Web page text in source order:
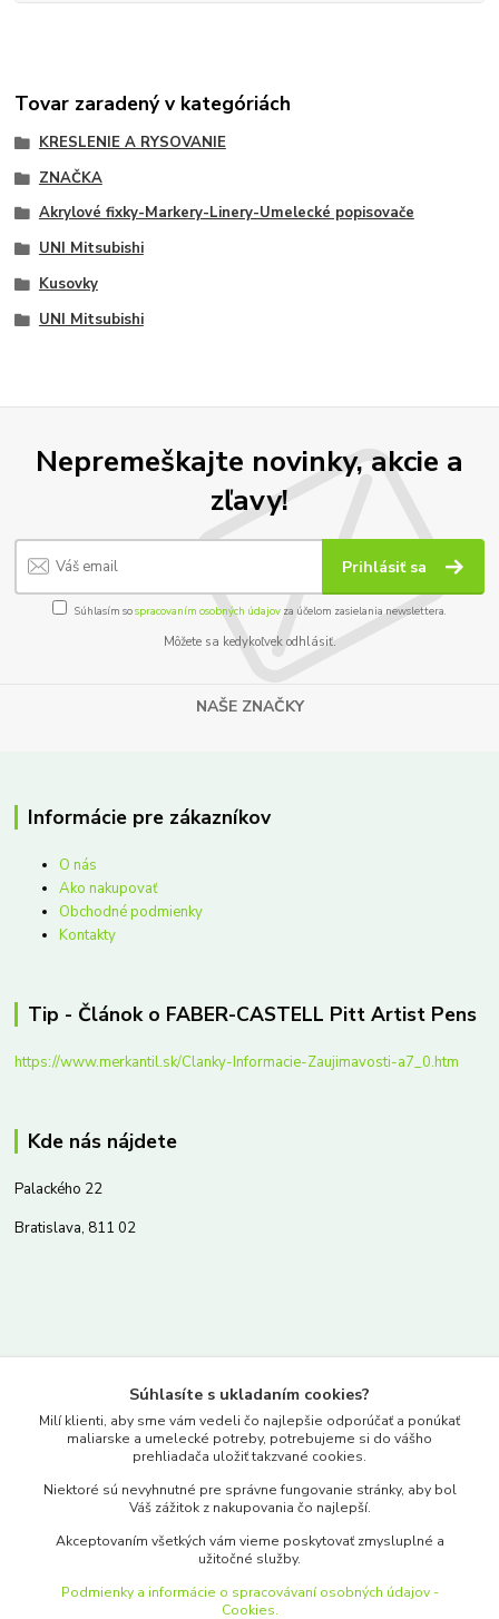
Tovar zaradený v kategóriách
KRESLENIE A RYSOVANIE
ZNAČKA
Akrylové fixky-Markery-Linery-Umelecké popisovače
UNI Mitsubishi
Kusovky
UNI Mitsubishi
Nepremeškajte novinky, akcie a
zľavy!
Prihlásiť sa
Súhlasím sospracovaním osobných údajov za účelom zasielania newslettera.
Môžete sa kedykoľvek odhlásiť.
NAŠE ZNAČKY
Informácie pre zákazníkov
O nás
Ako nakupovať
Obchodné podmienky
Kontakty
Tip - Článok o FABER-CASTELL Pitt Artist Pens
https://www.merkantil.sk/Clanky-Informacie-Zaujimavosti-a7_0.htm
Kde nás nájdete
Palackého 22
Bratislava, 811 02
www.merkantil.sk
Pondelok-Piatok: 9.00-17.00hod.
objednavky@merkantil-obchod.sk
Súhlasíte s ukladaním cookies?
Milí klienti, aby sme vám vedeli čo najlepšie odporúčať a ponúkať
maliarske a umelecké potreby, potrebujeme si do vášho
prehliadača uložiť takzvané cookies.
Niektoré sú nevyhnutné pre správne fungovanie stránky, aby bol
Váš zážitok z nakupovania čo najlepší.
Akceptovaním všetkých vám vieme poskytovať zmysluplné a
užitočné služby.
Podmienky a informácie o spracovávaní osobných údajov -
Cookies.